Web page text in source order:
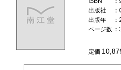
出版社
出版年
ページ数
定価